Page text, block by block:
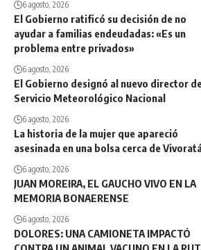
6 agosto, 2026
El Gobierno ratificó su decisión de no
ayudar a familias endeudadas: «Es un
problema entre privados»
6 agosto, 2026
El Gobierno designó al nuevo director
Servicio Meteorológico Nacional
6 agosto, 2026
La historia de la mujer que apareció
asesinada en una bolsa cerca de
6 agosto, 2026
JUAN MOREIRA, EL GAUCHO VIVO EN LA
MEMORIA BONAERENSE
6 agosto, 2026
DOLORES: UNA CAMIONETA IMPACTÓ